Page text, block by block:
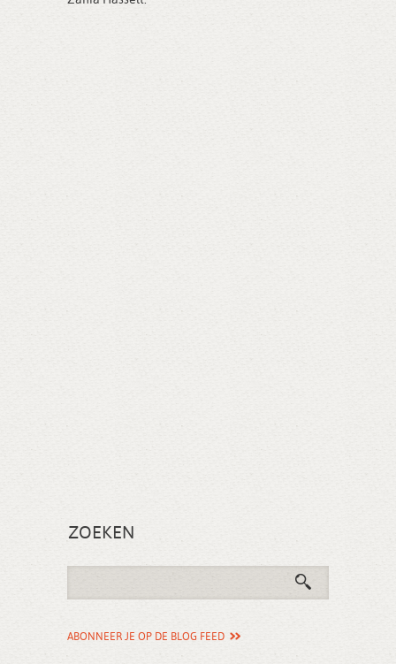
ZOEKEN
ABONNEER JE OP DE BLOG FEED